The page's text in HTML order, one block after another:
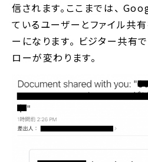
信されます。ここまでは、
ているユーザーとファイル共
ーになります。 ビジター共有
ローが変わります。